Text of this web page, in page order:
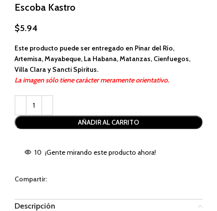
Escoba Kastro
$5.94
Este producto puede ser entregado en Pinar del Río,
Artemisa, Mayabeque, La Habana, Matanzas, Cienfuegos,
Villa Clara y Sancti Spíritus.
La imagen sólo tiene carácter meramente orientativo.
AÑADIR AL CARRITO
10 ¡Gente mirando este producto ahora!
Compartir:
Descripción